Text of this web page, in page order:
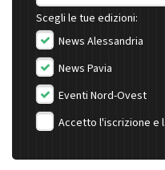
Scegli le tue edizioni:
News Alessandria
News Pavia
Eventi Nord-Ovest
Accetto l'iscrizione e